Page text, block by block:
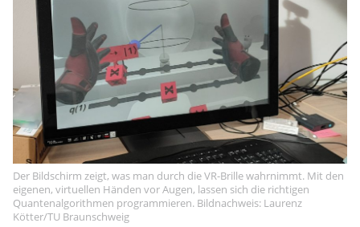
Der Bildschirm zeigt, was man durch die VR-Brille wahrnimmt. Mit den
eigenen, virtuellen Händen vor Augen, lassen sich die richtigen
Quantenalgorithmen programmieren. Bildnachweis: Laurenz
Kötter/TU Braunschweig